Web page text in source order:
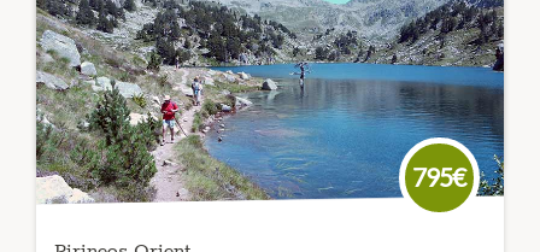
donde disfrutaremos de las vías ferratas de la Hermida y
sus alrededores, sin duda una actividad muy completa en
un entorno único.
CÓDIGO VIAJE: 001FES
795€